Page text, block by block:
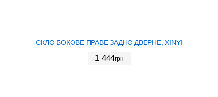
СКЛО БОКОВЕ ПРАВЕ ЗАДНЄ ДВЕРНЕ, XINYI
1 444грн